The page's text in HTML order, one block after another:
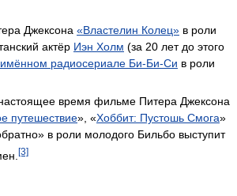
Джексона «Властелин Колец» в роли
актёр Иэн Холм (за 20 лет до этого
радиосериале Би-Би-Си в роли
время фильме Питера Джексона
путешествие», «Хоббит: Пустошь Смога»
в роли молодого Бильбо выступит
[3]